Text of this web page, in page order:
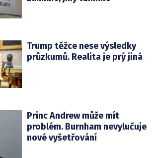
Trump těžce nese výsledky
průzkumů. Realita je prý jiná
Princ Andrew může mít
problém. Burnham nevylučuje
nové vyšetřování